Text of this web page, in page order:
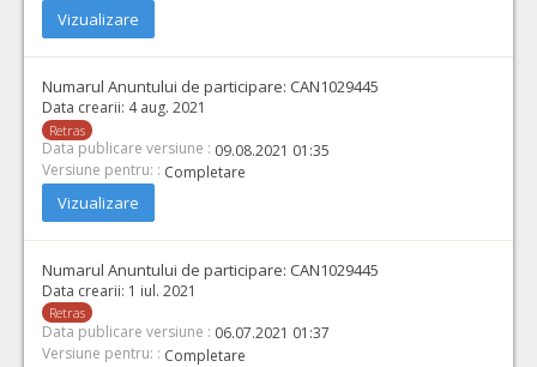
Vizualizare
Numarul Anuntului de participare: CAN1029445
Data crearii: 4 aug. 2021
Retras
Data publicare versiune : 09.08.2021 01:35
Versiune pentru: : Completare
Vizualizare
Numarul Anuntului de participare: CAN1029445
Data crearii: 1 iul. 2021
Retras
Data publicare versiune : 06.07.2021 01:37
Versiune pentru: : Completare